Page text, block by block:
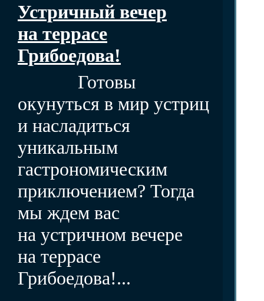
Устричный вечер
на террасе
Грибоедова!
Готовы
окунуться в мир устриц
и насладиться
уникальным
гастрономическим
приключением? Тогда
мы ждем вас
на устричном вечере
на террасе
Грибоедова!...